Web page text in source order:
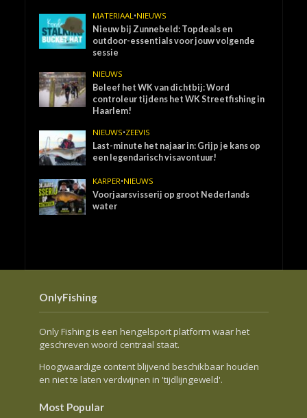
MATERIAAL•NIEUWS
Nieuw bij Zunnebeld: Topdeals en
outdoor-essentials voor jouw volgende
sessie
NIEUWS
Beleef het WK van dichtbij: Word
controleur tijdens het WK Streetfishing in
Haarlem!
NIEUWS•ZEEVIS
Last-minute het najaar in: Grijp je kans op
een legendarisch visavontuur!
KARPER•NIEUWS
Voorjaarsvisserij op groot Nederlands
water
OnlyFishing
Only Fishing is een hengelsport platform waar het
geschreven woord centraal staat.
Hoogwaardige content blijvend beschikbaar houden
en niet te laten verdwijnen in 'tijdlijngeweld'.
Most Popular